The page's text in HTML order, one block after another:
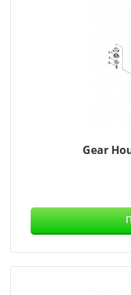
Gear